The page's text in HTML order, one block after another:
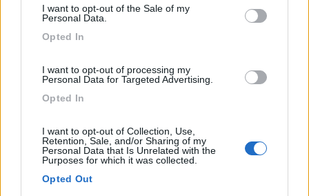
I want to opt-out of the Sale of my
Personal Data.
Opted In
I want to opt-out of processing my
Personal Data for Targeted Advertising.
Opted In
I want to opt-out of Collection, Use,
Retention, Sale, and/or Sharing of my
Personal Data that Is Unrelated with the
Purposes for which it was collected.
Opted Out
Area di sosta (PS)
Castello di Radzin
Servizi / Posizione
Area di sosta lungo la nazionale che da Danzica va a
Radzin-chelminski - 108.8km